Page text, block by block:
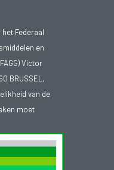
Federaal
en
Victor
BRUSSEL,
van de
moet